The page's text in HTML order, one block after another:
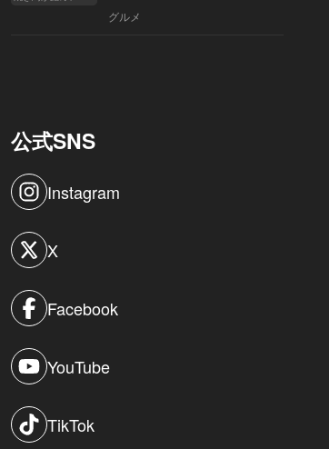
グルメ
公式SNS
Instagram
X
Facebook
YouTube
TikTok